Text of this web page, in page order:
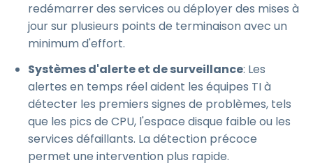
redémarrer des services ou déployer des mises à
jour sur plusieurs points de terminaison avec un
minimum d'effort.
Systèmes d'alerte et de surveillance: Les
alertes en temps réel aident les équipes TI à
détecter les premiers signes de problèmes, tels
que les pics de CPU, l'espace disque faible ou les
services défaillants. La détection précoce
permet une intervention plus rapide.